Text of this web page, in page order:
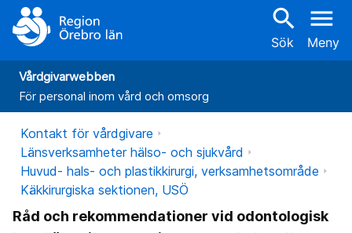
search
Sök
menu
Meny
Vårdgivarwebben
För personal inom vård och omsorg
Kontakt för vårdgivare
Länsverksamheter hälso- och sjukvård
Huvud- hals- och plastikkirurgi, verksamhetsområde
Käkkirurgiska sektionen, USÖ
Råd och rekommendationer vid odontologisk